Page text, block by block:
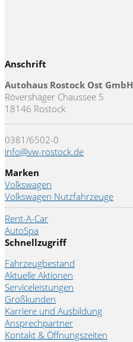
Anschrift
Autohaus Rostock Ost GmbH
Rövershäger Chaussee 5
18146 Rostock
0381/6502-0
info@vw-rostock.de
Marken
Volkswagen
Volkswagen Nutzfahrzeuge
Rent-A-Car
AutoSpa
Schnellzugriff
Fahrzeugbestand
Aktuelle Aktionen
Serviceleistungen
Großkunden
Karriere und Ausbildung
Ansprechpartner
Kontakt & Öffnungszeiten